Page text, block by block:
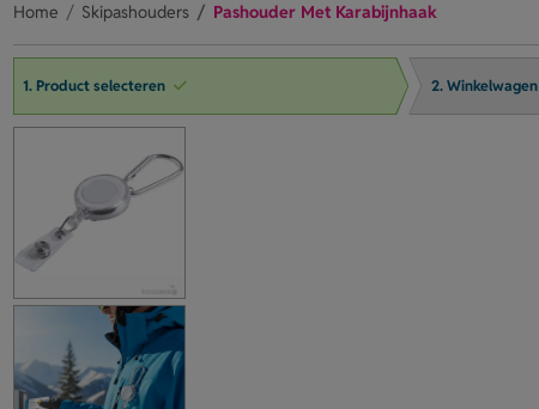
Home Skipashouders Pashouder Met Karabijnhaak
1. Product selecteren 2. Winkelwagen